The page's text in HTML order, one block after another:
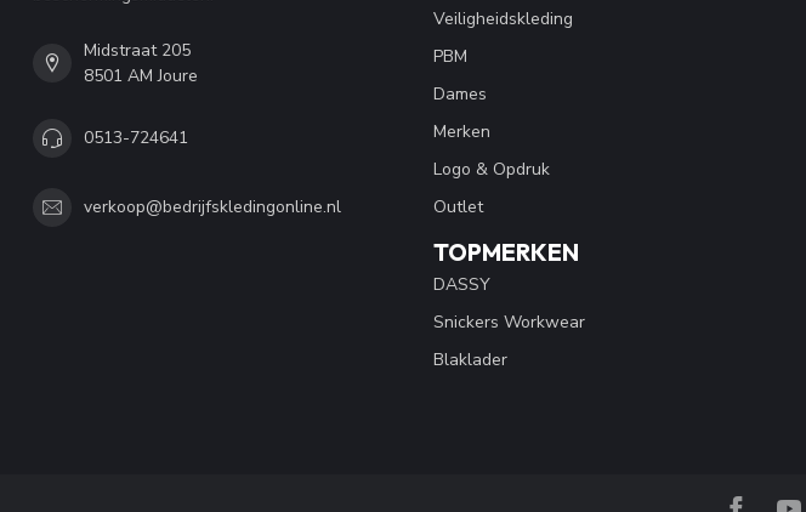
Midstraat 205
8501 AM Joure
0513-724641
verkoop@bedrijfskledingonline.nl
Veiligheidskleding
PBM
Dames
Merken
Logo & Opdruk
Outlet
TOPMERKEN
DASSY
Snickers Workwear
Blaklader